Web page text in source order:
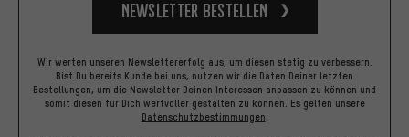
Newsletter bestellen
Wir werten unseren Newslettererfolg aus, um diesen stetig zu verbessern.
Bist Du bereits Kunde bei uns, nutzen wir die Daten Deiner letzten
Bestellungen, um die Newsletter Deinen Interessen anpassen zu können und
somit diesen für Dich wertvoller gestalten zu können. Es gelten unsere
Datenschutzbestimmungen.